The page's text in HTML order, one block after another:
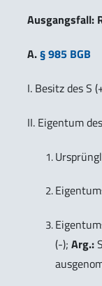
Ausgangsfall:
A.§ 985 BGB
I. Besitz des S
II. Eigentum
(-); Arg.: